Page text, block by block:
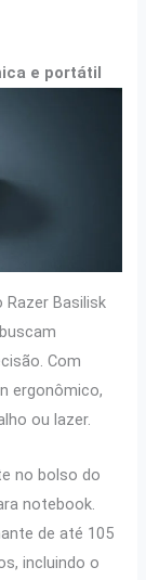
e portátil
Razer Basilisk
Com
ergonômico,
ou lazer.
no bolso do
notebook.
de até 105
incluindo o